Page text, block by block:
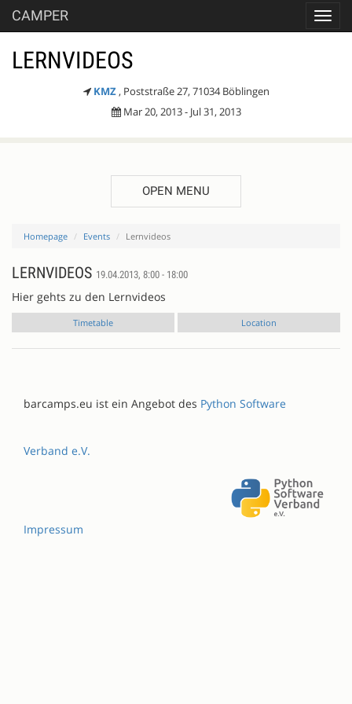
CAMPER
LERNVIDEOS
KMZ , Poststraße 27, 71034 Böblingen
Mar 20, 2013 - Jul 31, 2013
OPEN MENU
Homepage Events Lernvideos
LERNVIDEOS 19.04.2013, 8:00 - 18:00
Hier gehts zu den Lernvideos
Timetable Location
barcamps.eu ist ein Angebot des Python Software
Verband e.V.
Impressum